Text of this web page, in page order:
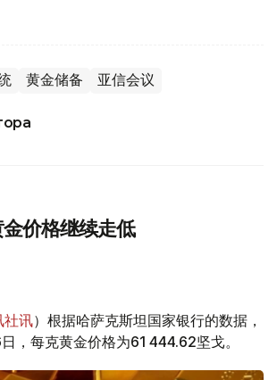
黄金储备 亚信会议
价格继续走低
社讯）根据哈萨克斯坦国家银行的数据，
，每克黄金价格为61 444.62坚戈。